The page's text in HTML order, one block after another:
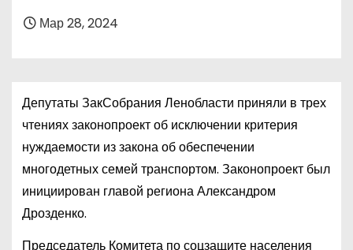
Мар 28, 2024
Депутаты ЗакСобрания Ленобласти приняли в трех
чтениях законопроект об исключении критерия
нуждаемости из закона об обеспечении
многодетных семей транспортом. Законопроект был
инициирован главой региона Александром
Дрозденко.
Председатель Комитета по соцзащите населения